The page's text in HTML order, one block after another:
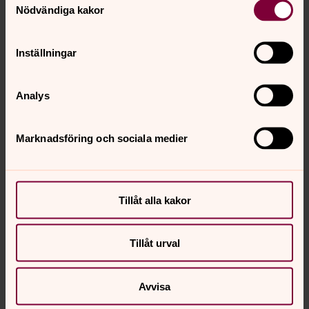
Nödvändiga kakor
Inställningar
Analys
Marknadsföring och sociala medier
Tillåt alla kakor
Tillåt urval
Avvisa
som sker i våra församlingar. Du hittar alltid de två
Nyfiken på Gud?
Läs om kristen tro